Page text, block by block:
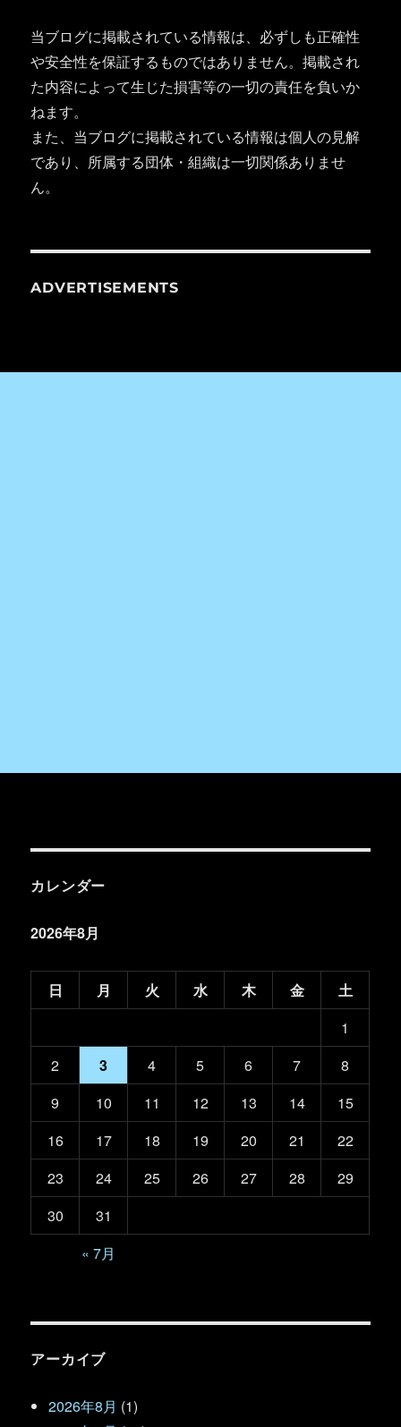
当ブログに掲載されている情報は、必ずしも正確性
や安全性を保証するものではありません。掲載され
た内容によって生じた損害等の一切の責任を負いか
ねます。
また、当ブログに掲載されている情報は個人の見解
であり、所属する団体・組織は一切関係ありませ
ん。
ADVERTISEMENTS
カレンダー
2026年8月
日 月 火 水 木 金
土
1
2
3 4 5 6 7
8
9
10 11 12 13 14
15
16
17 18 19 20 21
22
23
24 25 26 27 28
29
30
31
« 7月
アーカイブ
2026年8月 (1)